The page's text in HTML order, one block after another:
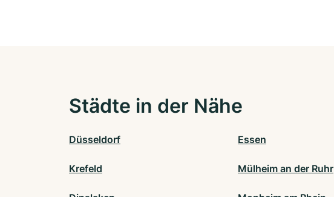
Städte in der Nähe
Düsseldorf Essen
Krefeld Mülheim an der Ruhr